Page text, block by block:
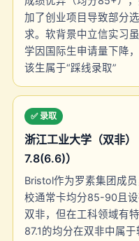
加了创业项目导致部分
求。软背景中立信实习
学因国际生申请量下降
该生属于“踩线录取”
✅ 录取
浙江工业大学（双非）
7.8(6.6)）
Bristol作为罗素集团成
校通常卡均分85-90且
双非，但在工科领域有
87.1的均分在双非中属